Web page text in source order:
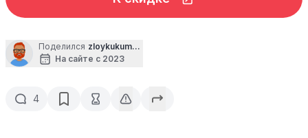
Поделился zloykukumber
На сайте с 2023
4